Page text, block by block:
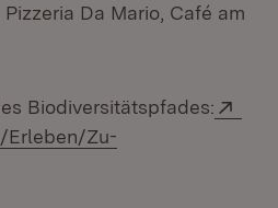
Da Mario, Café am
Biodiversitätspfades:
Erleben/Zu-